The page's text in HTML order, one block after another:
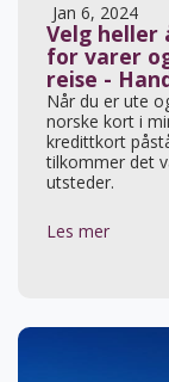
Jan 6, 2024
Velg heller
for varer
reise -
Når du er ute
norske kort i
kredittkort
tilkommer det
utsteder.
Les mer